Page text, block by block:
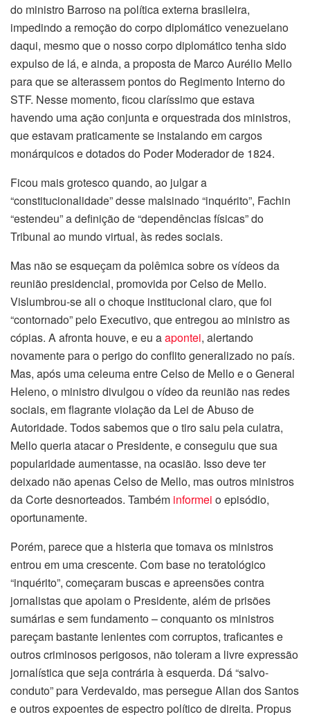
do ministro Barroso na política externa brasileira,
impedindo a remoção do corpo diplomático venezuelano
daqui, mesmo que o nosso corpo diplomático tenha sido
expulso de lá, e ainda, a proposta de Marco Aurélio Mello
para que se alterassem pontos do Regimento Interno do
STF. Nesse momento, ficou claríssimo que estava
havendo uma ação conjunta e orquestrada dos ministros,
que estavam praticamente se instalando em cargos
monárquicos e dotados do Poder Moderador de 1824.
Ficou mais grotesco quando, ao julgar a
“constitucionalidade” desse malsinado “inquérito”, Fachin
“estendeu” a definição de “dependências físicas” do
Tribunal ao mundo virtual, às redes sociais.
Mas não se esqueçam da polêmica sobre os vídeos da
reunião presidencial, promovida por Celso de Mello.
Vislumbrou-se ali o choque institucional claro, que foi
“contornado” pelo Executivo, que entregou ao ministro as
cópias. A afronta houve, e eu aapontei, alertando
novamente para o perigo do conflito generalizado no país.
Mas, após uma celeuma entre Celso de Mello e o General
Heleno, o ministro divulgou o vídeo da reunião nas redes
sociais, em flagrante violação da Lei de Abuso de
Autoridade. Todos sabemos que o tiro saiu pela culatra,
Mello queria atacar o Presidente, e conseguiu que sua
popularidade aumentasse, na ocasião. Isso deve ter
deixado não apenas Celso de Mello, mas outros ministros
da Corte desnorteados. Também informei o episódio,
oportunamente.
Porém, parece que a histeria que tomava os ministros
entrou em uma crescente. Com base no teratológico
“inquérito”, começaram buscas e apreensões contra
jornalistas que apoiam o Presidente, além de prisões
sumárias e sem fundamento – conquanto os ministros
pareçam bastante lenientes com corruptos, traficantes e
outros criminosos perigosos, não toleram a livre expressão
jornalística que seja contrária à esquerda. Dá “salvo-
conduto” para Verdevaldo, mas persegue Allan dos Santos
e outros expoentes de espectro político de direita. Propus